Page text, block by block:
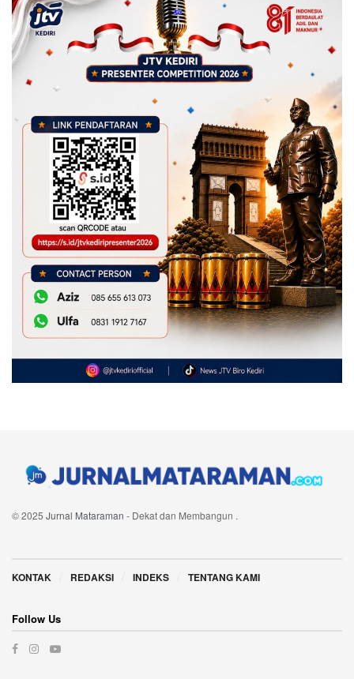
© 2025 Jurnal Mataraman - Dekat dan Membangun .
KONTAK REDAKSI INDEKS TENTANG KAMI
Follow Us